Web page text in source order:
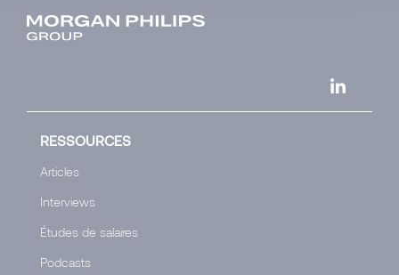
RESSOURCES
Articles
Interviews
Études de salaires
Podcasts